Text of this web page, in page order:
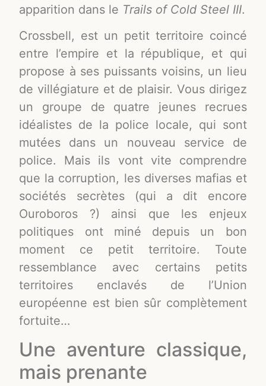
apparition dans le Trails of Cold Steel III.
Crossbell, est un petit territoire coincé
entre l’empire et la république, et qui
propose à ses puissants voisins, un lieu
de villégiature et de plaisir. Vous dirigez
un groupe de quatre jeunes recrues
idéalistes de la police locale, qui sont
mutées dans un nouveau service de
police. Mais ils vont vite comprendre
que la corruption, les diverses mafias et
sociétés secrètes (qui a dit encore
Ouroboros ?) ainsi que les enjeux
politiques ont miné depuis un bon
moment ce petit territoire. Toute
ressemblance avec certains petits
territoires enclavés de l’Union
européenne est bien sûr complètement
fortuite…
Une aventure classique,
mais prenante